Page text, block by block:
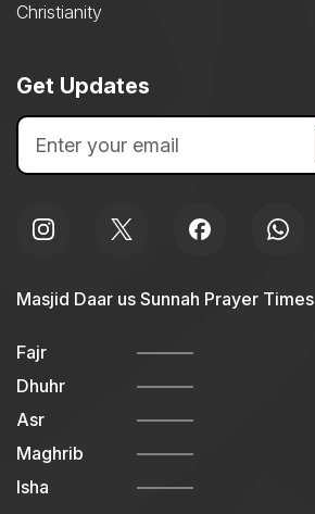
Christianity
Get Updates
Masjid Daar us Sunnah Prayer Times
Fajr
Dhuhr
Asr
Maghrib
Isha